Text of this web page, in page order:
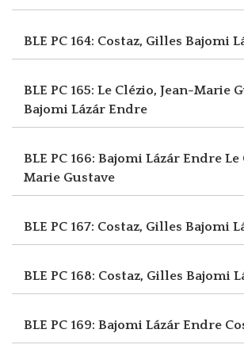
BLE PC 164: Costaz, Gilles Bajomi
BLE PC 165: Le Clézio, Jean-Marie
Bajomi Lázár Endre
BLE PC 166: Bajomi Lázár Endre Le
Marie Gustave
BLE PC 167: Costaz, Gilles Bajomi
BLE PC 168: Costaz, Gilles Bajomi
BLE PC 169: Bajomi Lázár Endre